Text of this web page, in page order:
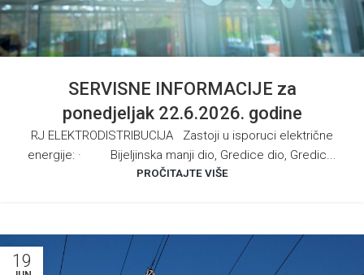
SERVISNE INFORMACIJE za
ponedjeljak 22.6.2026. godine
RJ ELEKTRODISTRIBUCIJA Zastoji u isporuci električne
energije: · Bijeljinska manji dio, Gredice dio, Gredic...
PROČITAJTE VIŠE
19